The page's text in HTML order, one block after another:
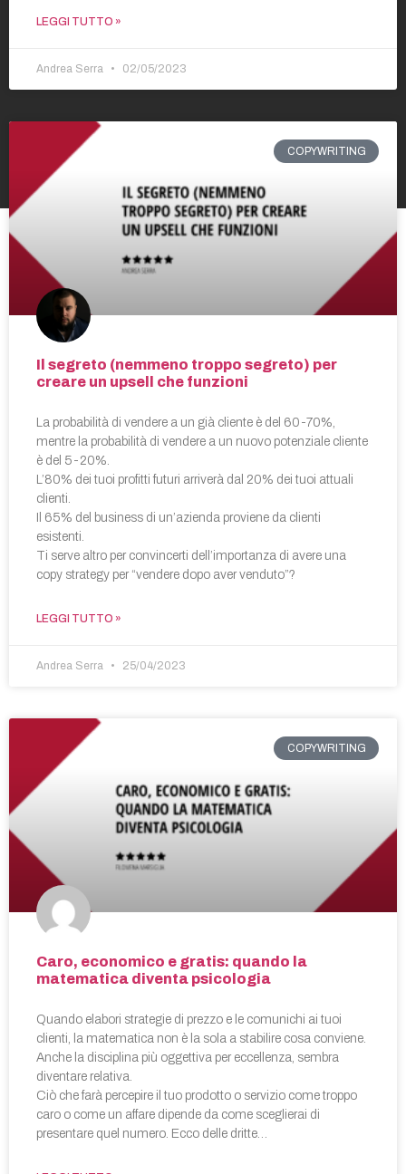
LEGGI TUTTO »
Andrea Serra 02/05/2023
COPYWRITING
Il segreto (nemmeno troppo segreto) per
creare un upsell che funzioni
La probabilità di vendere a un già cliente è del 60-70%,
mentre la probabilità di vendere a un nuovo potenziale cliente
è del 5-20%.
L’80% dei tuoi profitti futuri arriverà dal 20% dei tuoi attuali
clienti.
Il 65% del business di un’azienda proviene da clienti
esistenti.
Ti serve altro per convincerti dell’importanza di avere una
copy strategy per “vendere dopo aver venduto”?
LEGGI TUTTO »
Andrea Serra 25/04/2023
COPYWRITING
Caro, economico e gratis: quando la
matematica diventa psicologia
Quando elabori strategie di prezzo e le comunichi ai tuoi
clienti, la matematica non è la sola a stabilire cosa conviene.
Anche la disciplina più oggettiva per eccellenza, sembra
diventare relativa.
Ciò che farà percepire il tuo prodotto o servizio come troppo
caro o come un affare dipende da come sceglierai di
presentare quel numero. Ecco delle dritte…